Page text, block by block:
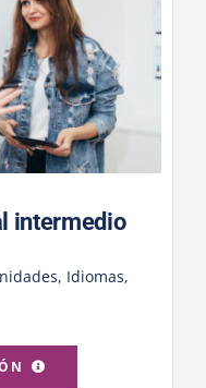
intermedio
, Idiomas,